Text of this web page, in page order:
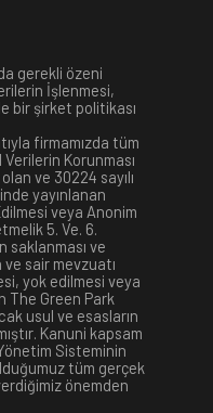
gerekli özeni
İşlenmesi,
bir şirket politikası
firmamızda tüm
Verilerin Korunması
ve 30224 sayılı
yayınlanan
veya Anonim
5. Ve. 6.
saklanması ve
sair mevzuatı
yok edilmesi veya
The Green Park
usul ve esasların
Kanuni kapsam
Sisteminin
tüm gerçek
önemden